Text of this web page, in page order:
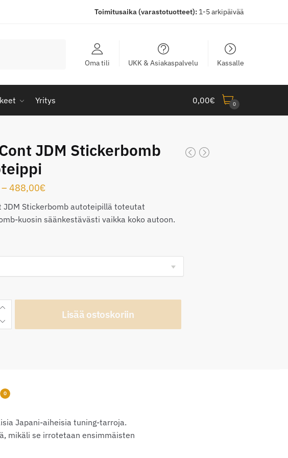
Toimitusaika (varastotuotteet): 1-5 arkipäivää
Oma tili
UKK & Asiakaspalvelu Kassalle
Yritys 0,00€ 0
JDM Stickerbomb
– 488,00€Hintaluokka:
14,00€
-
JDM Stickerbomb autoteipillä toteutat
kuosin säänkestävästi vaikka koko autoon.
Lisää ostoskoriin
0
Japani-aiheisia tuning-tarroja.
mikäli se irrotetaan ensimmäisten